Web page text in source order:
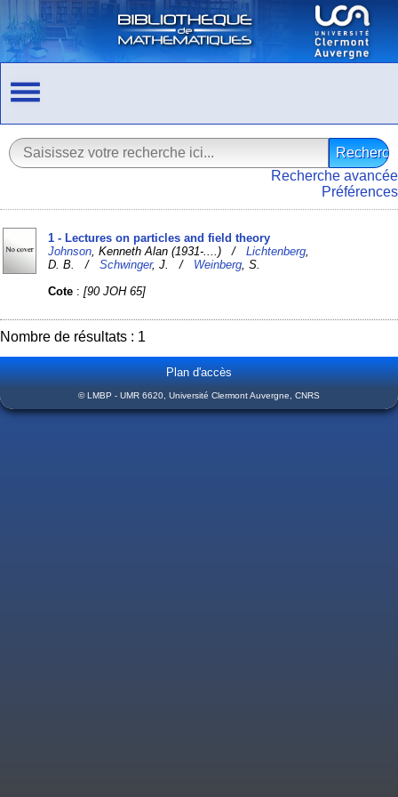
Recherche avancée
Préférences
1 - Lectures on particles and field theory
Johnson , Kenneth Alan (1931-....) /Lichtenberg
D. B. /Schwinger, J. / Weinberg , S.
Cote :[90 JOH 65]
Nombre de résultats : 1
Plan d'accès
© LMBP - UMR 6620, Université Clermont Auvergne, CNRS